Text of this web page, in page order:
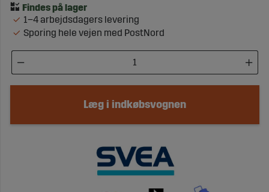
1–4 arbejdsdagers levering
Sporing hele vejen med PostNord
Læg i indkøbsvognen